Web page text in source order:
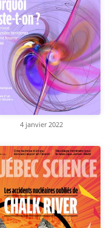
4 janvier 2022